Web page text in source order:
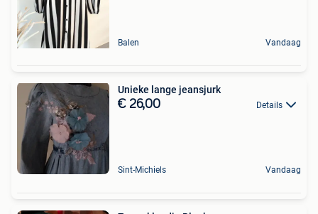
Balen Vandaag
Unieke lange jeansjurk
€ 26,00 Details
Sint-Michiels Vandaag